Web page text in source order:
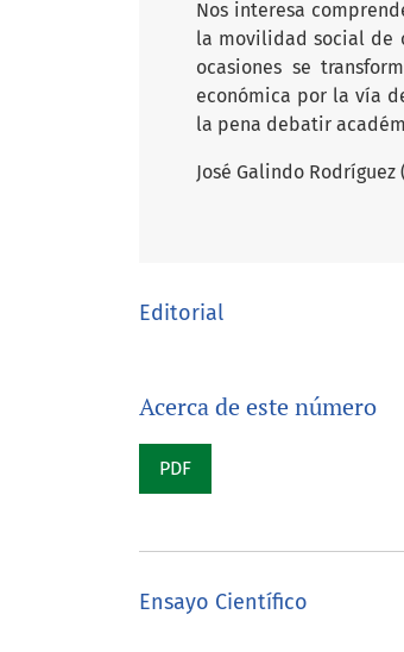
Nos interesa
la movilidad social de
ocasiones se
económica por la vía
la pena debatir
José Galindo
Editorial
Acerca de este número
PDF
Ensayo Científico